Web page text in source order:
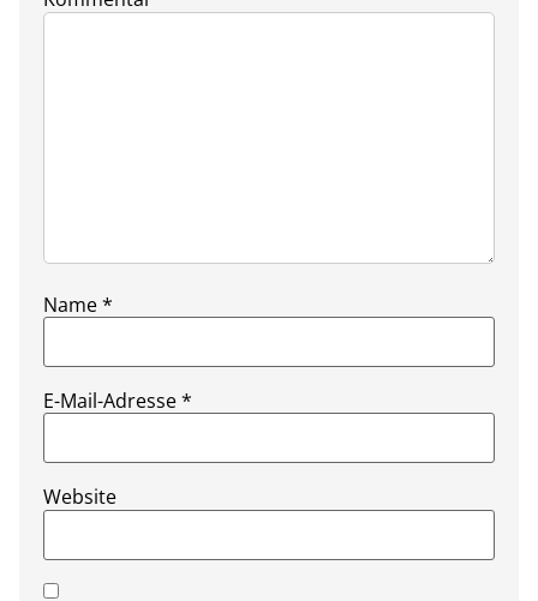
Name*
E-Mail-Adresse*
Website